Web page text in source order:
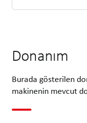
Donanım
Burada gösterilen
makinenin mevcut